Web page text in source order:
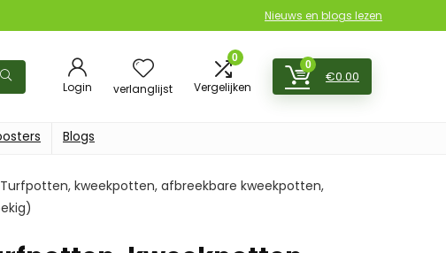
Nieuws en blogs lezen
Login verlanglijst
0
Vergelijken
0
€0.00
Blogs
Turfpotten, kweekpotten, afbreekbare kweekpotten,